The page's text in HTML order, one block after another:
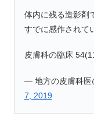
体内に残る造影剤
すでに感作されて
皮膚科の臨床
— 地方の皮膚科医
7, 2019